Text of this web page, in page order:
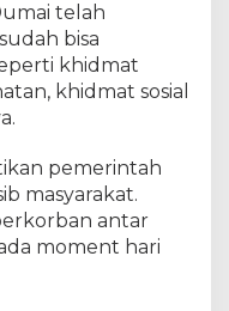
telah
bisa
khidmat
khidmat sosial
pemerintah
masyarakat.
antar
moment hari